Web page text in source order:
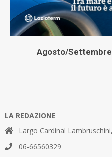
Agosto/
LA REDAZIONE
Largo Cardinal
06-66560329